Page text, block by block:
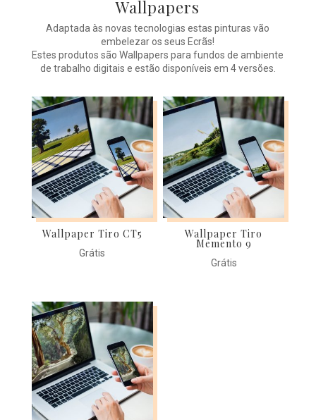
Wallpapers
Adaptada às novas tecnologias estas pinturas vão
embelezar os seus Ecrãs!
Estes produtos são Wallpapers para fundos de ambiente
de trabalho digitais e estão disponíveis em 4 versões.
Wallpaper Tiro CT5
Grátis
Wallpaper Tiro
Memento 9
Grátis